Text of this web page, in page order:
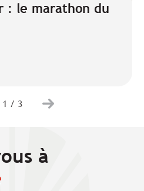
: le marathon du
1 / 3
à